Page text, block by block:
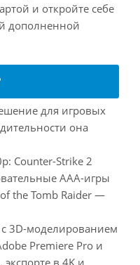
и откройте себе
дополненной
для игровых
она
Counter-Strike 2
AAA-игры
the Tomb Raider —
с 3D-моделированием
Premiere Pro и